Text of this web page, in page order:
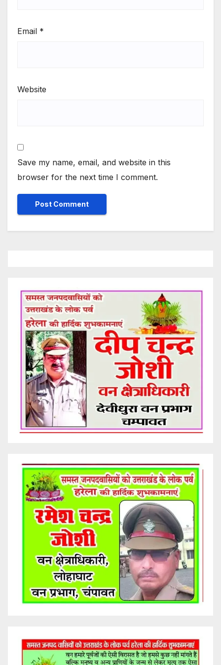
Email *
Website
Save my name, email, and website in this
browser for the next time I comment.